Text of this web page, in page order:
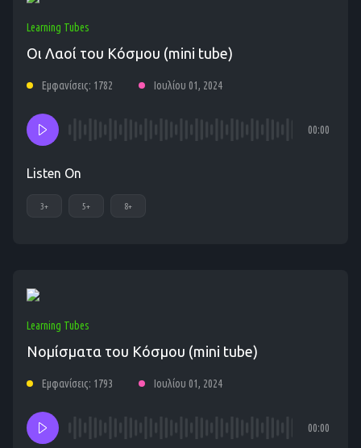
Learning Tubes
Οι Λαοί του Κόσμου (mini tube)
Εμφανίσεις: 1782 Ιουλίου 01, 2024
00:00
Listen On
3+ 5+ 8+
Learning Tubes
Νομίσματα του Κόσμου (mini tube)
Εμφανίσεις: 1793 Ιουλίου 01, 2024
00:00